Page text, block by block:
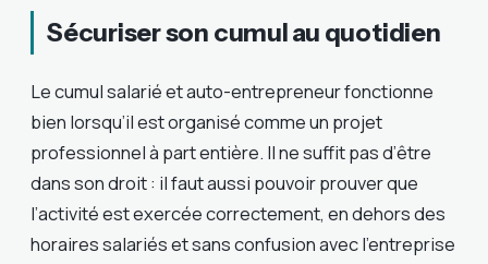
Sécuriser son cumul au quotidien
Le cumul salarié et auto-entrepreneur fonctionne
bien lorsqu’il est organisé comme un projet
professionnel à part entière. Il ne suffit pas d’être
dans son droit : il faut aussi pouvoir prouver que
l’activité est exercée correctement, en dehors des
horaires salariés et sans confusion avec l’entreprise